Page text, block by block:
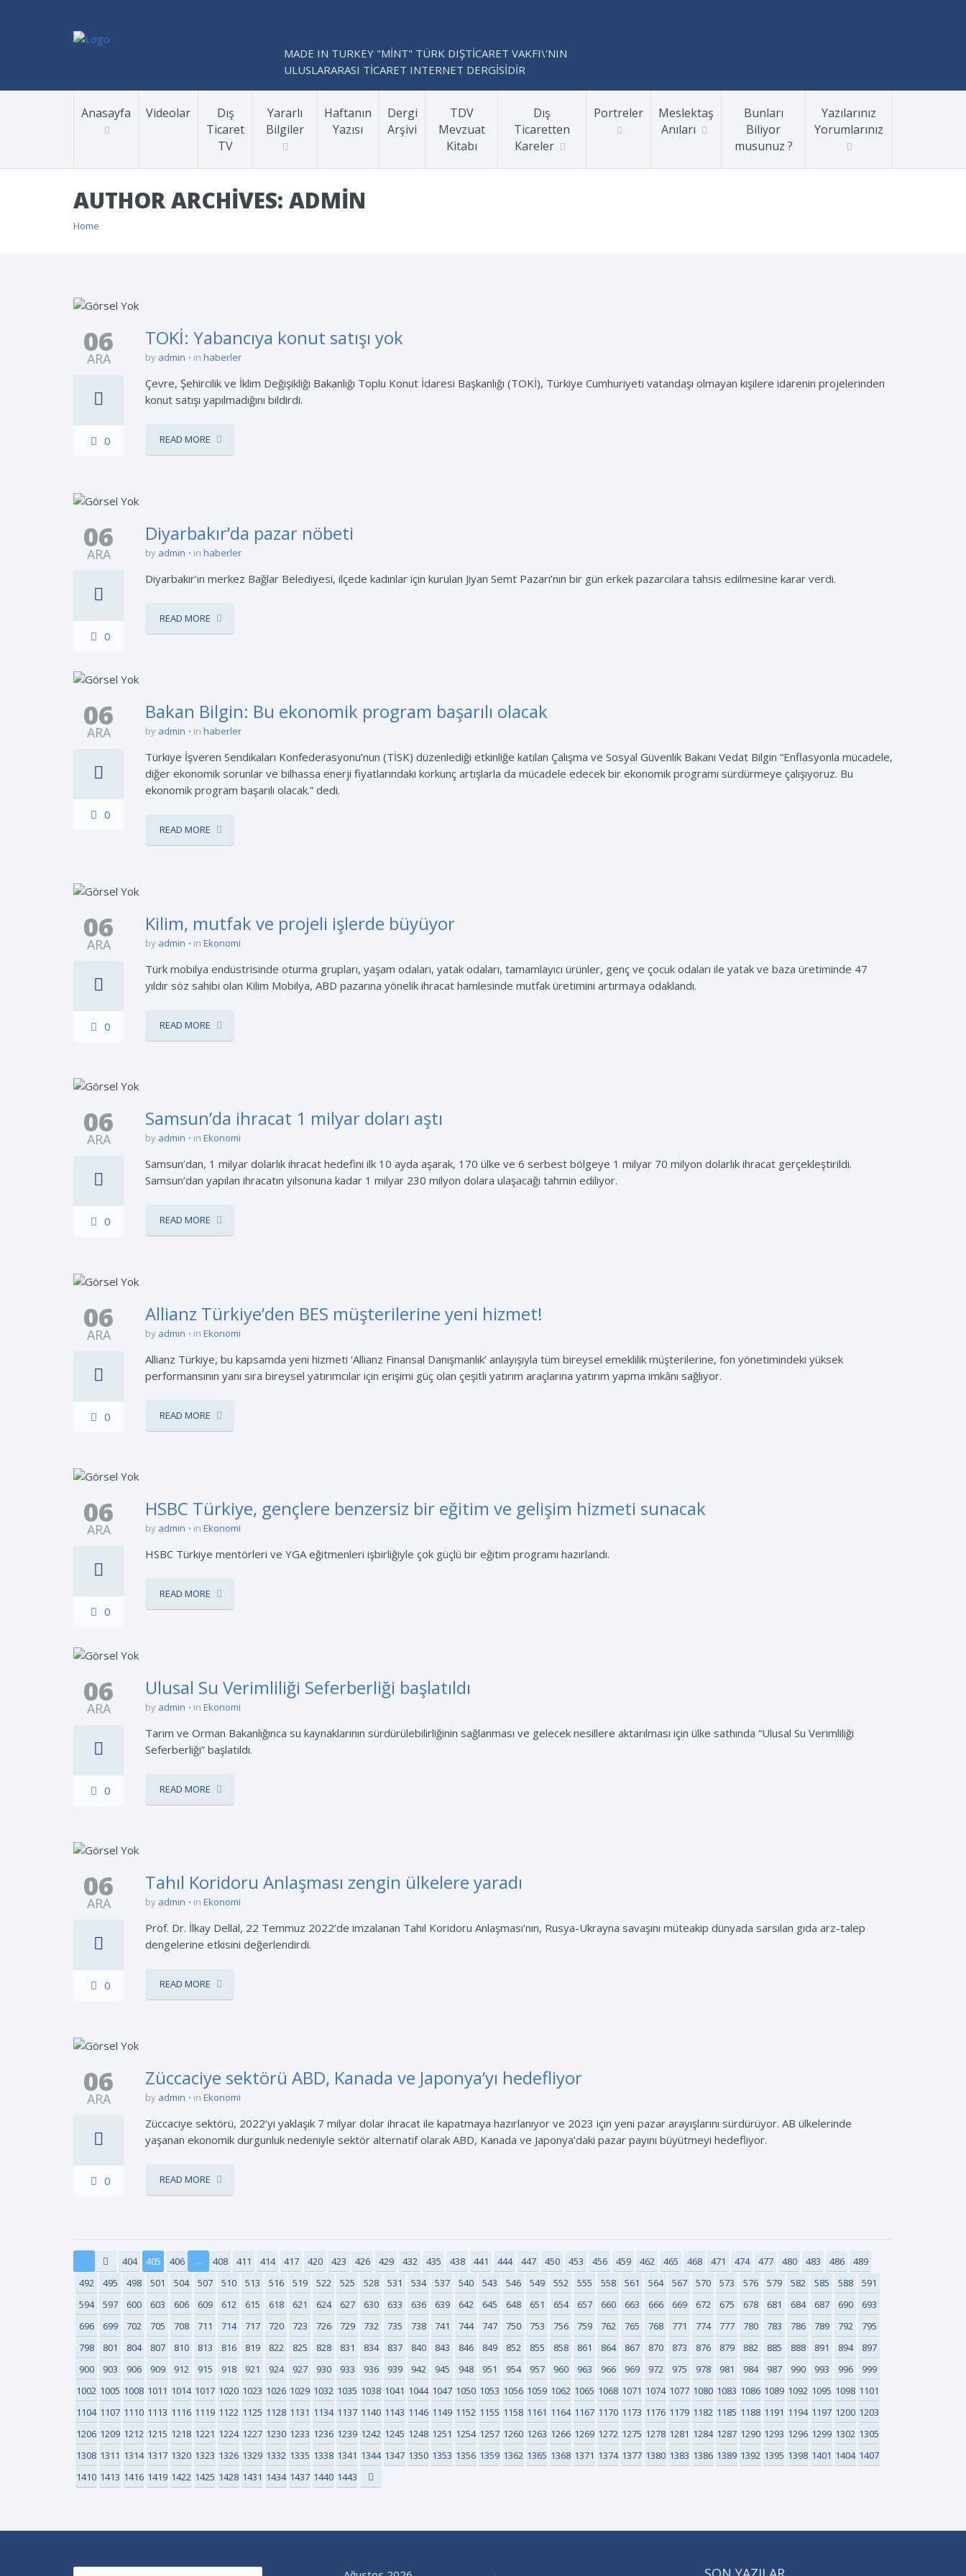
MADE IN TURKEY "MİNT" TÜRK DIŞTİCARET VAKFI\'NIN
ULUSLARARASI TİCARET INTERNET DERGİSİDİR
Anasayfa Videolar
Dış
Ticaret
TV
Yararlı
Bilgiler
Haftanın
Yazısı
Dergi
Arşivi
TDV
Mevzuat
Kitabı
Dış
Ticaretten
Kareler
Portreler
Meslektaş
Anıları
Bunları
Biliyor
musunuz ?
Yazılarınız
Yorumlarınız
AUTHOR ARCHIVES: ADMIN
Home
06
ARA
0
TOKİ: Yabancıya konut satışı yok
by admin in haberler
Çevre, Şehircilik ve İklim Değişikliği Bakanlığı Toplu Konut İdaresi Başkanlığı (TOKİ), Türkiye Cumhuriyeti vatandaşı olmayan kişilere idarenin projelerinden
konut satışı yapılmadığını bildirdi.
READ MORE
06
ARA
0
Diyarbakır’da pazar nöbeti
by admin in haberler
Diyarbakır’ın merkez Bağlar Belediyesi, ilçede kadınlar için kurulan Jiyan Semt Pazarı’nın bir gün erkek pazarcılara tahsis edilmesine karar verdi.
READ MORE
06
ARA
0
Bakan Bilgin: Bu ekonomik program başarılı olacak
by admin in haberler
Türkiye İşveren Sendikaları Konfederasyonu’nun (TİSK) düzenlediği etkinliğe katılan Çalışma ve Sosyal Güvenlik Bakanı Vedat Bilgin “Enflasyonla mücadele,
diğer ekonomik sorunlar ve bilhassa enerji fiyatlarındaki korkunç artışlarla da mücadele edecek bir ekonomik programı sürdürmeye çalışıyoruz. Bu
ekonomik program başarılı olacak.” dedi.
READ MORE
06
ARA
0
Kilim, mutfak ve projeli işlerde büyüyor
by admin in Ekonomi
Türk mobilya endüstrisinde oturma grupları, yaşam odaları, yatak odaları, tamamlayıcı ürünler, genç ve çocuk odaları ile yatak ve baza üretiminde 47
yıldır söz sahibi olan Kilim Mobilya, ABD pazarına yönelik ihracat hamlesinde mutfak üretimini artırmaya odaklandı.
READ MORE
06
ARA
0
Samsun’da ihracat 1 milyar doları aştı
by admin in Ekonomi
Samsun’dan, 1 milyar dolarlık ihracat hedefini ilk 10 ayda aşarak, 170 ülke ve 6 serbest bölgeye 1 milyar 70 milyon dolarlık ihracat gerçekleştirildi.
Samsun’dan yapılan ihracatın yılsonuna kadar 1 milyar 230 milyon dolara ulaşacağı tahmin ediliyor.
READ MORE
06
ARA
0
Allianz Türkiye’den BES müşterilerine yeni hizmet!
by admin in Ekonomi
Allianz Türkiye, bu kapsamda yeni hizmeti ‘Allianz Finansal Danışmanlık’ anlayışıyla tüm bireysel emeklilik müşterilerine, fon yönetimindeki yüksek
performansının yanı sıra bireysel yatırımcılar için erişimi güç olan çeşitli yatırım araçlarına yatırım yapma imkânı sağlıyor.
READ MORE
06
ARA
0
HSBC Türkiye, gençlere benzersiz bir eğitim ve gelişim hizmeti sunacak
by admin in Ekonomi
HSBC Türkiye mentörleri ve YGA eğitmenleri işbirliğiyle çok güçlü bir eğitim programı hazırlandı.
READ MORE
06
ARA
0
Ulusal Su Verimliliği Seferberliği başlatıldı
by admin in Ekonomi
Tarım ve Orman Bakanlığınca su kaynaklarının sürdürülebilirliğinin sağlanması ve gelecek nesillere aktarılması için ülke sathında “Ulusal Su Verimliliği
Seferberliği” başlatıldı.
READ MORE
06
ARA
0
Tahıl Koridoru Anlaşması zengin ülkelere yaradı
by admin in Ekonomi
Prof. Dr. İlkay Dellal, 22 Temmuz 2022’de imzalanan Tahıl Koridoru Anlaşması’nın, Rusya-Ukrayna savaşını müteakip dünyada sarsılan gıda arz-talep
dengelerine etkisini değerlendirdi.
READ MORE
06
ARA
0
Züccaciye sektörü ABD, Kanada ve Japonya’yı hedefliyor
by admin in Ekonomi
Züccaciye sektörü, 2022’yi yaklaşık 7 milyar dolar ihracat ile kapatmaya hazırlanıyor ve 2023 için yeni pazar arayışlarını sürdürüyor. AB ülkelerinde
yaşanan ekonomik durgunluk nedeniyle sektör alternatif olarak ABD, Kanada ve Japonya’daki pazar payını büyütmeyi hedefliyor.
READ MORE
404 405 406 … 408 411 414 417 420 423 426 429 432 435 438 441 444 447 450 453 456 459 462 465 468 471 474 477 480 483 486
489
492
495 498 501 504 507 510 513 516 519 522 525 528 531 534 537 540 543 546 549 552 555 558 561 564 567 570 573 576 579 582 585 588
591
594
597 600 603 606 609 612 615 618 621 624 627 630 633 636 639 642 645 648 651 654 657 660 663 666 669 672 675 678 681 684 687 690
693
696
699 702 705 708 711 714 717 720 723 726 729 732 735 738 741 744 747 750 753 756 759 762 765 768 771 774 777 780 783 786 789 792
795
798
801 804 807 810 813 816 819 822 825 828 831 834 837 840 843 846 849 852 855 858 861 864 867 870 873 876 879 882 885 888 891 894
897
900
903 906 909 912 915 918 921 924 927 930 933 936 939 942 945 948 951 954 957 960 963 966 969 972 975 978 981 984 987 990 993 996
999
1002 1005 1008 1011 1014 1017 1020 1023 1026 1029 1032 1035 1038 1041 1044 1047 1050 1053 1056 1059 1062 1065 1068 1071 1074 1077 1080 1083 1086 1089 1092 1095 1098 1101
1104 1107 1110 1113 1116 1119 1122 1125 1128 1131 1134 1137 1140 1143 1146 1149 1152 1155 1158 1161 1164 1167 1170 1173 1176 1179 1182 1185 1188 1191 1194 1197 1200 1203
1206 1209 1212 1215 1218 1221 1224 1227 1230 1233 1236 1239 1242 1245 1248 1251 1254 1257 1260 1263 1266 1269 1272 1275 1278 1281 1284 1287 1290 1293 1296 1299 1302 1305
1308 1311 1314 1317 1320 1323 1326 1329 1332 1335 1338 1341 1344 1347 1350 1353 1356 1359 1362 1365 1368 1371 1374 1377 1380 1383 1386 1389 1392 1395 1398 1401 1404 1407
1410 1413 1416 1419 1422 1425 1428 1431 1434 1437 1440 1443